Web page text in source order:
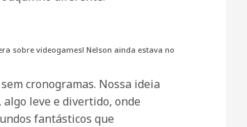
sobre videogames! Nelson ainda estava no
cronogramas. Nossa ideia
leve e divertido, onde
fantásticos que